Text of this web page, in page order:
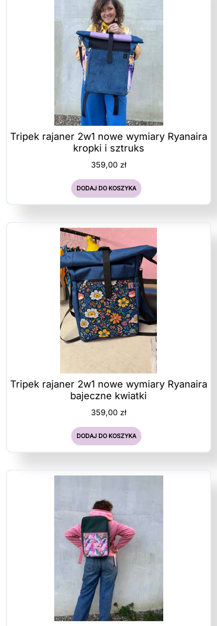
Tripek rajaner 2w1 nowe wymiary Ryanaira
kropki i sztruks
359,00 zł
DODAJ DO KOSZYKA
Tripek rajaner 2w1 nowe wymiary Ryanaira
bajeczne kwiatki
359,00 zł
DODAJ DO KOSZYKA